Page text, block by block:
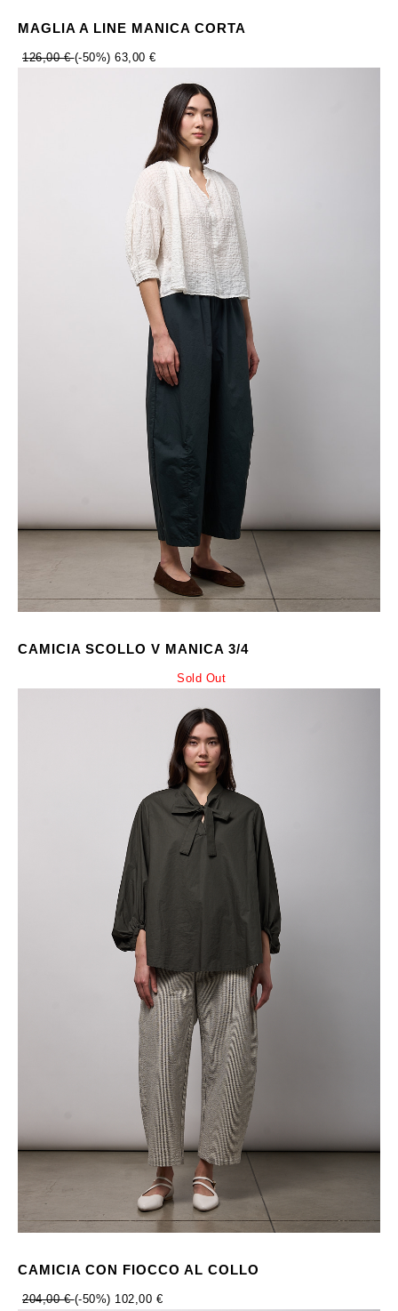
MAGLIA A LINE MANICA CORTA
126,00 €(-50%) 63,00 €
CAMICIA SCOLLO V MANICA 3/4
Sold Out
CAMICIA CON FIOCCO AL COLLO
204,00 €(-50%) 102,00 €